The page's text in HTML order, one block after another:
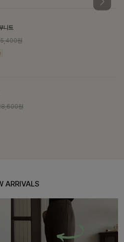
니트
원
원
ARRIVALS